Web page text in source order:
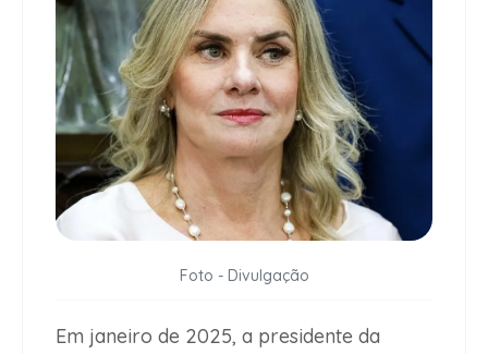
Foto - Divulgação
Em janeiro de 2025, a presidente da